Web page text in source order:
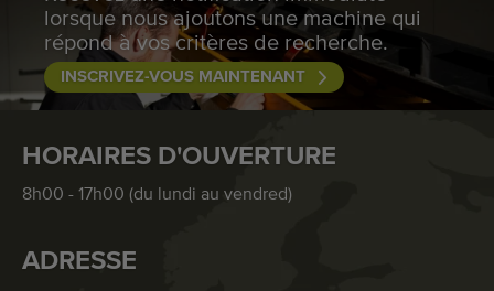
lorsque nous ajoutons une machine qui
répond à vos critères de recherche.
INSCRIVEZ-VOUS MAINTENANT
HORAIRES D'OUVERTURE
8h00 - 17h00 (du lundi au vendred)
ADRESSE